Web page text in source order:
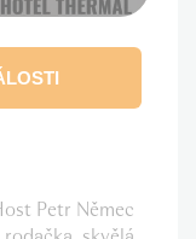
Petr Němec